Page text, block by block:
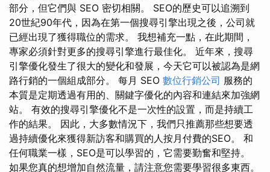
部分，但它們與 SEO 密切相關。 SEO的歷史可以追溯到
20世紀90年代，因為在第一個搜尋引擎出現之後，公司就
已經出現了獲得職位的需求。 我想補充一點，在此期間，
專家必須針對更多的搜尋引擎進行最佳化。 近年來，搜尋
引擎優化發生了很大的變化和發展，今天它可以被認為是網
路行銷的一個組成部分。 每月 SEO 數位行銷公司 服務的
本質是定期透過有用的、關鍵字優化的內容和連結來加強網
站。 有效的搜尋引擎優化不是一次性的設置，而是持續工
作的結果。 因此，大多數情況下，我們只推薦那些想要透
過持續優化來獲得新訪客和購買的人按月付費的SEO。 和
任何職業一樣，SEO是可以學習的，它需要勤奮和堅持。
如果您真的想增加自然流量，請注意您需要學習很多東西。